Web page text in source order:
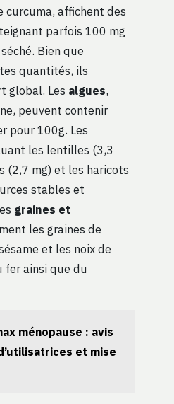
curcuma, affichent des
parfois 100 mg
Bien que
quantités, ils
global. Les algues,
peuvent contenir
pour 100g. Les
les lentilles (3,3
(2,7 mg) et les haricots
stables et
graines et
les graines de
et les noix de
ainsi que du
ménopause : avis
et mise